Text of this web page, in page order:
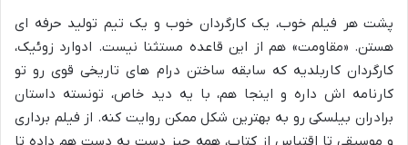
پشت هر فیلم خوب، یک کارگردان خوب و یک تیم تولید حرفه ای
هستن. «مقاومت» هم از این قاعده مستثنا نیست. ادوارد زوئیک،
کارگردان کاربلدیه که سابقه ساختن درام های تاریخی قوی رو تو
کارنامه اش داره و اینجا هم، با یه دید خاص، تونسته داستان
برادران بیلسکی رو به بهترین شکل ممکن روایت کنه. از فیلم برداری